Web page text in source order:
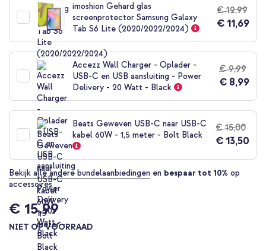
imoshion Gehard glas
screenprotector Samsung Galaxy
Tab S6 Lite (2020/2022/2024)
€ 12,99
€ 11,69
Accezz Wall Charger - Oplader -
USB-C en USB aansluiting - Power
Delivery - 20 Watt - Black
€ 9,99
€ 8,99
Beats Geweven USB-C naar USB-C
kabel 60W - 1,5 meter - Bolt Black
€ 15,00
€ 13,50
Bekijk alle andere bundelaanbiedingen en bespaar tot 10% op
accessoires
€ 15,99
NIET OP VOORRAAD